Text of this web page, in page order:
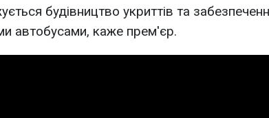
будівництво укриттів та
автобусами, каже прем'єр.